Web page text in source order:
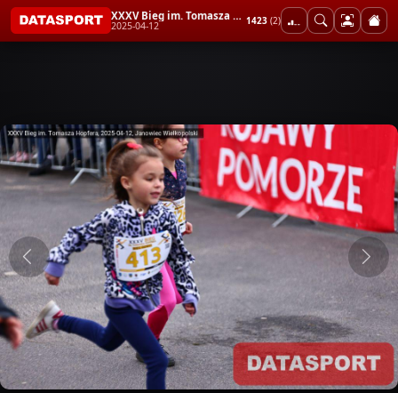
XXXV Bieg im. Tomasza Hopfera
2025-04-12 1423 (2)